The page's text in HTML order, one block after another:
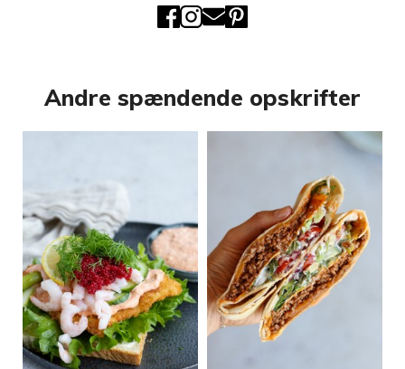
Andre spændende opskrifter